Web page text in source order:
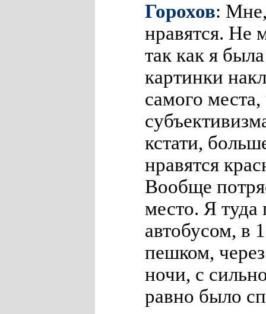
Горохов:
нравятся. Не
так как я
картинки
самого
кстати,
нравятся
Вообще
место. Я туда
автобусом, в
пешком,
ночи, с
равно было